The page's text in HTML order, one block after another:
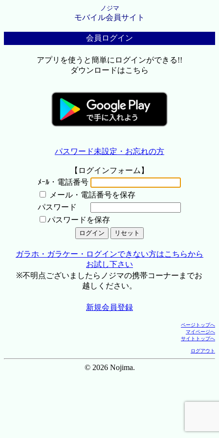
ノジマ
モバイル会員サイト
会員ログイン
アプリを使うと簡単にログインができる!!
ダウンロードはこちら
パスワード未設定・お忘れの方
【ログインフォーム】
ﾒｰﾙ・電話番号
メール・電話番号を保存
パスワード
パスワードを保存
ガラホ・ガラケー・ログインできない方はこちらから
お試し下さい
※不明点ございましたらノジマの携帯コーナーまでお
越しください。
新規会員登録
ページトップへ
マイページへ
サイトトップへ
ログアウト
© 2026 Nojima.